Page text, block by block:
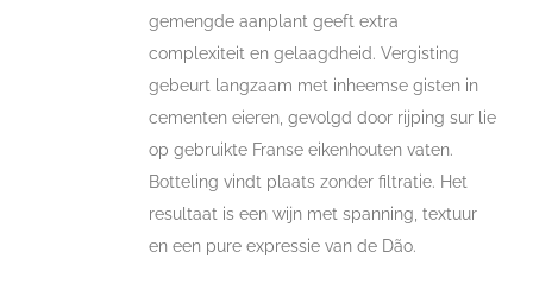
gemengde aanplant geeft extra
complexiteit en gelaagdheid. Vergisting
gebeurt langzaam met inheemse gisten in
cementen eieren, gevolgd door rijping sur lie
op gebruikte Franse eikenhouten vaten.
Botteling vindt plaats zonder filtratie. Het
resultaat is een wijn met spanning, textuur
en een pure expressie van de Dão.